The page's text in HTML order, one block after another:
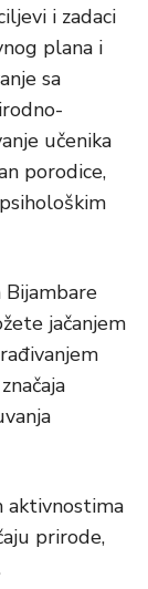
i zadaci
plana i
sa
učenika
porodice,
jačanjem
aktivnostima
prirode,